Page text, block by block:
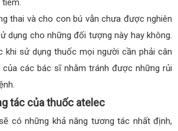
tiêm.
thai và cho con bú vẫn chưa được nghiên
dụng cho những đối tượng này hay không.
khi sử dụng thuốc mọi người cần phải cân
của các bác sĩ nhằm tránh được những rủi
tác của thuốc atelec
có những khả năng tương tác nhất định,